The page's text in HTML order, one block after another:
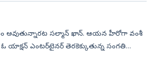
అవుతున్నారట సల్మాన్‌ ఖాన్‌. ఆయన హీరోగా వంశీ
ఓ యాక్షన్‌ ఎంటర్‌టైనర్‌ తెరకెక్కుతున్న సంగతి